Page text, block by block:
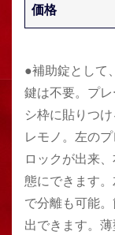
価格
●補助錠として
鍵は不要。プ
シ枠に貼りつ
レモノ。左の
ロックが出来
態にできます
で分離も可能
出できます。